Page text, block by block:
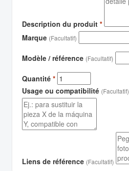
Description du produit *
Marque (Facultatif)
Modèle / référence (Facultatif)
Quantité *
Usage ou compatibilité (Facultatif)
Liens de référence (Facultatif)